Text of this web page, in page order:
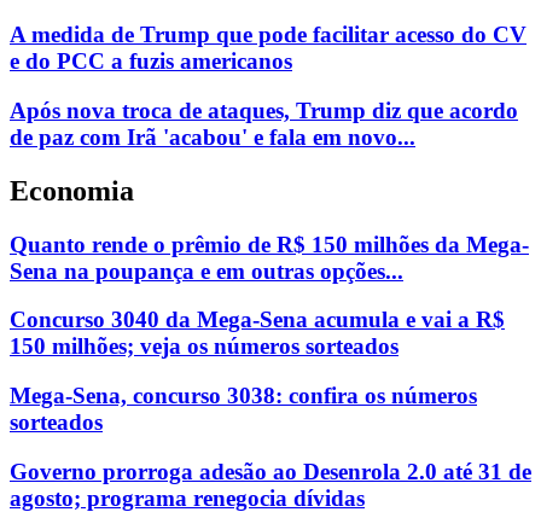
A medida de Trump que pode facilitar acesso do CV
e do PCC a fuzis americanos
Após nova troca de ataques, Trump diz que acordo
de paz com Irã 'acabou' e fala em novo...
Economia
Quanto rende o prêmio de R$ 150 milhões da Mega-
Sena na poupança e em outras opções...
Concurso 3040 da Mega-Sena acumula e vai a R$
150 milhões; veja os números sorteados
Mega-Sena, concurso 3038: confira os números
sorteados
Governo prorroga adesão ao Desenrola 2.0 até 31 de
agosto; programa renegocia dívidas